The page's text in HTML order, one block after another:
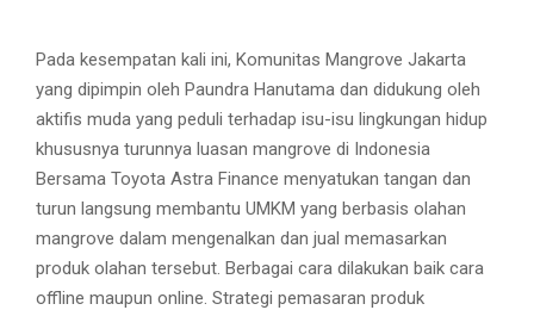
Pada kesempatan kali ini, Komunitas Mangrove Jakarta
yang dipimpin oleh Paundra Hanutama dan didukung oleh
aktifis muda yang peduli terhadap isu-isu lingkungan hidup
khususnya turunnya luasan mangrove di Indonesia
Bersama Toyota Astra Finance menyatukan tangan dan
turun langsung membantu UMKM yang berbasis olahan
mangrove dalam mengenalkan dan jual memasarkan
produk olahan tersebut. Berbagai cara dilakukan baik cara
offline maupun online. Strategi pemasaran produk